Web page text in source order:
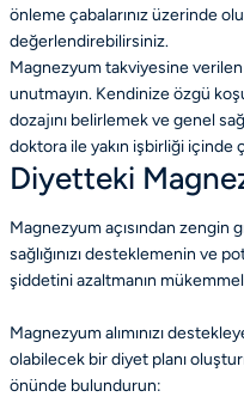
önleme çabalarınız üzerinde
değerlendirebilirsiniz.
Magnezyum takviyesine
unutmayın. Kendinize özgü
dozajını belirlemek ve genel
doktora ile yakın işbirliği içinde
Diyetteki
Magnezyum açısından zengin
sağlığınızı desteklemenin ve
şiddetini azaltmanın
Magnezyum alımınızı
olabilecek bir diyet planı
önünde bulundurun: